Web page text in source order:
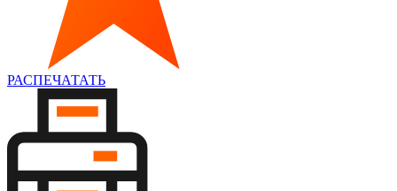
РАСПЕЧАТАТЬ